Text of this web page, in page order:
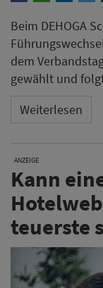
Beim DEHOGA
dem
gewählt und
Weiterlesen
ANZEIGE
Kann
teuerste